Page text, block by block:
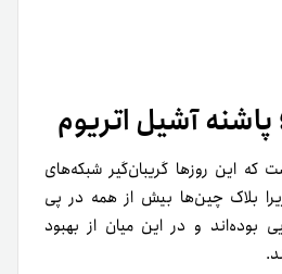
آشیل اتریوم
این روزها گریبان‌گیر شبکه‌های
بلاک چین‌ها بیش از همه در پی
بوده‌اند و در این میان از بهبود